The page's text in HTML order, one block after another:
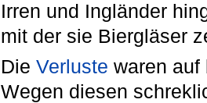
Irren und Ingländer
mit der sie Biergläser
Die Verluste waren auf
Wegen diesen